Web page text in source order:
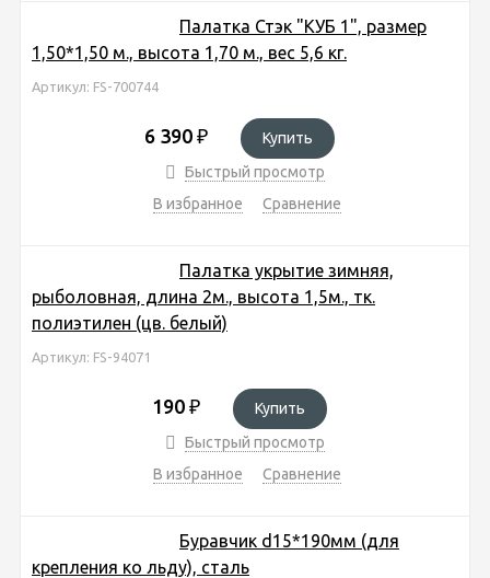
Палатка Стэк "КУБ 1", размер
1,50*1,50 м., высота 1,70 м., вес 5,6 кг.
Артикул: FS-700744
6 390 ₽
Купить
Быстрый просмотр
В избранное
Сравнение
Палатка укрытие зимняя,
рыболовная, длина 2м., высота 1,5м., тк.
полиэтилен (цв. белый)
Артикул: FS-94071
190 ₽
Купить
Быстрый просмотр
В избранное
Сравнение
Буравчик d15*190мм (для
крепления ко льду), сталь